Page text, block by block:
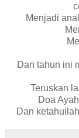
Menjadi
Dan tahun ini
Teruskan
Doa
Dan